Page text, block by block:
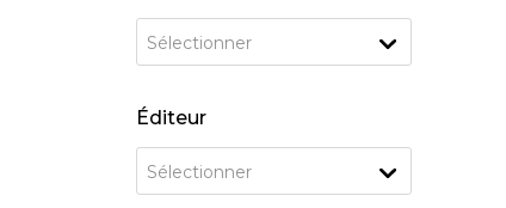
Sélectionner
Éditeur
Sélectionner